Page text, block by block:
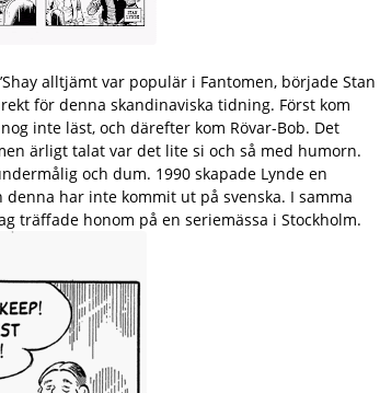
alltjämt var populär i Fantomen, började Stan
för denna skandinaviska tidning. Först kom
inte läst, och därefter kom Rövar-Bob. Det
ärligt talat var det lite si och så med humorn.
och dum. 1990 skapade Lynde en
denna har inte kommit ut på svenska. I samma
träffade honom på en seriemässa i Stockholm.